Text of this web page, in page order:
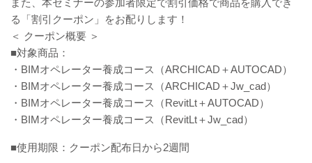
また、本セミナーの参加者限定で割引価格で商品を購入でき
る「割引クーポン」をお配りします！
＜ クーポン概要 ＞
■対象商品：
・BIMオペレーター養成コース（ARCHICAD＋AUTOCAD）
・BIMオペレーター養成コース（ARCHICAD＋Jw_cad）
・BIMオペレーター養成コース（RevitLt＋AUTOCAD）
・BIMオペレーター養成コース（RevitLt＋Jw_cad）
■使用期限：クーポン配布日から2週間